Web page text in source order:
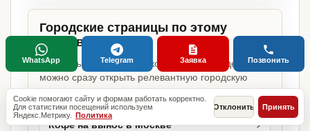
Городские страницы по этому
направлению
Если объект работает в конкретном городе,
можно сразу открыть релевантную городскую
страницу.
Кофе на вынос в Москве
Cookie помогают сайту и формам работать корректно.
Для статистики посещений используем
Яндекс.Метрику. Политика
Отклонить Принять
WhatsApp Telegram Заявка Позвонить